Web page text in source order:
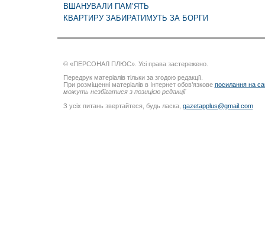
ВШАНУВАЛИ ПАМ’ЯТЬ
КВАРТИРУ ЗАБИРАТИМУТЬ ЗА БОРГИ
© «ПЕРСОНАЛ ПЛЮС». Усі права застережено.
Передрук матеріалів тільки за згодою редакції.
При розміщенні матеріалів в Інтернет обов’язкове посилання на
можуть незбігатися з позицією редакції
З усіх питань звертайтеся, будь ласка, gazetapplus@gmail.com